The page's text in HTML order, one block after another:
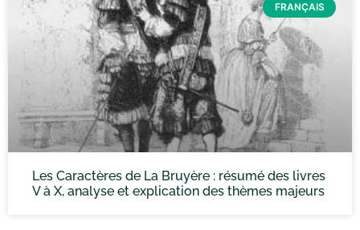
FRANÇAIS
Les Caractères de La Bruyère : résumé des livres
V à X, analyse et explication des thèmes majeurs